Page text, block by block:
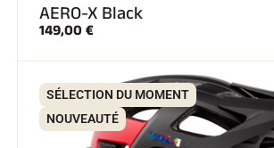
AERO-X Black
149,00 €
SÉLECTION DU MOMENT
NOUVEAUTÉ